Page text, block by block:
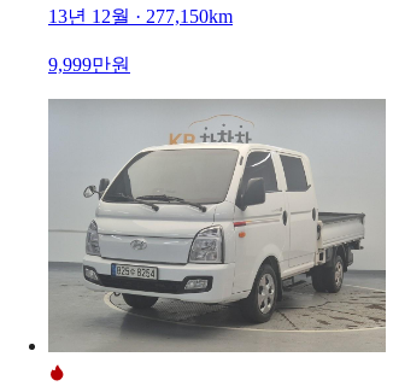
13년 12월 · 277,150km
9,999만원